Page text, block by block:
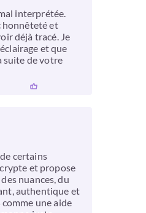
interprétée.
honnêteté et
déjà tracé. Je
et que
suite de votre
certains
et propose
nuances, du
authentique et
une aide